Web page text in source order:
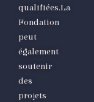
qualifiées.La
Fondation
peut
également
soutenir
des
projets